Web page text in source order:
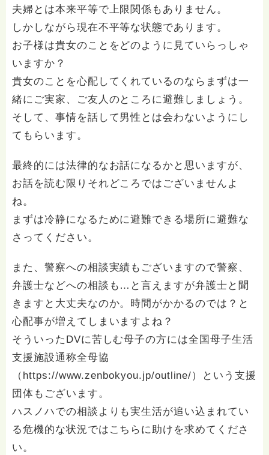
夫婦とは本来平等で上限関係もありません。
しかしながら現在不平等な状態であります。
お子様は貴女のことをどのように見ていらっしゃ
いますか？
貴女のことを心配してくれているのならまずは一
緒にご実家、ご友人のところに避難しましょう。
そして、事情を話して男性とは会わないようにし
てもらいます。
最終的には法律的なお話になるかと思いますが、
お話を読む限りそれどころではございませんよ
ね。
まずは冷静になるために避難できる場所に避難な
さってください。
また、警察への相談実績もございますので警察、
弁護士などへの相談も…と言えますが弁護士と聞
きますと大丈夫なのか。時間がかかるのでは？と
心配事が増えてしまいますよね？
そういったDVに苦しむ母子の方には全国母子生活
支援施設通称全母協
（ https://www.zenbokyou.jp/outline/）という支援
団体もございます。
ハスノハでの相談よりも実生活が追い込まれてい
る危機的な状況ではこちらに助けを求めてくださ
い。